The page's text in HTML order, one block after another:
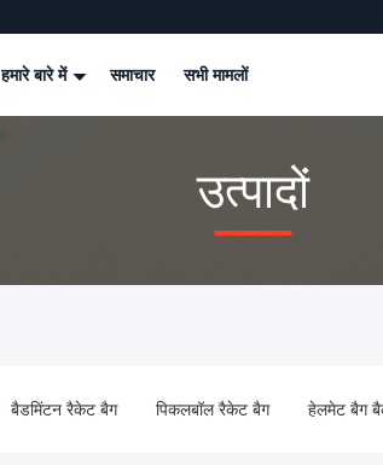
हमारे बारे में समाचार सभी मामलों
उत्पादों
बैडमिंटन रैकेट बैग पिकलबॉल रैकेट बैग हेलमेट बैग